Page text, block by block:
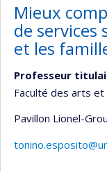
Mieux
de services
et les
Professeur
Faculté des arts et
Pavillon Lionel-